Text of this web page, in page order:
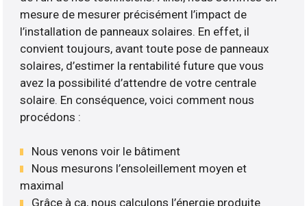
mesure de mesurer précisément l’impact de
l’installation de panneaux solaires. En effet, il
convient toujours, avant toute pose de panneaux
solaires, d’estimer la rentabilité future que vous
avez la possibilité d’attendre de votre centrale
solaire. En conséquence, voici comment nous
procédons :
Nous venons voir le bâtiment
Nous mesurons l’ensoleillement moyen et
maximal
Grâce à ça, nous calculons l’énergie produite